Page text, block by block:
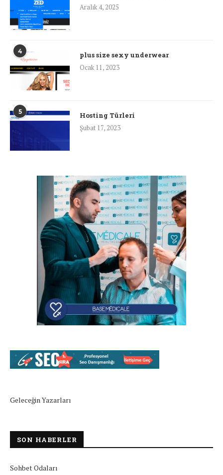
Aralık 4, 2025
4
plus size sexy underwear
Ocak 11, 2023
5
Hosting Türleri
Şubat 17, 2023
Geleceğin Yazarları
SON HABERLER
Sohbet Odaları